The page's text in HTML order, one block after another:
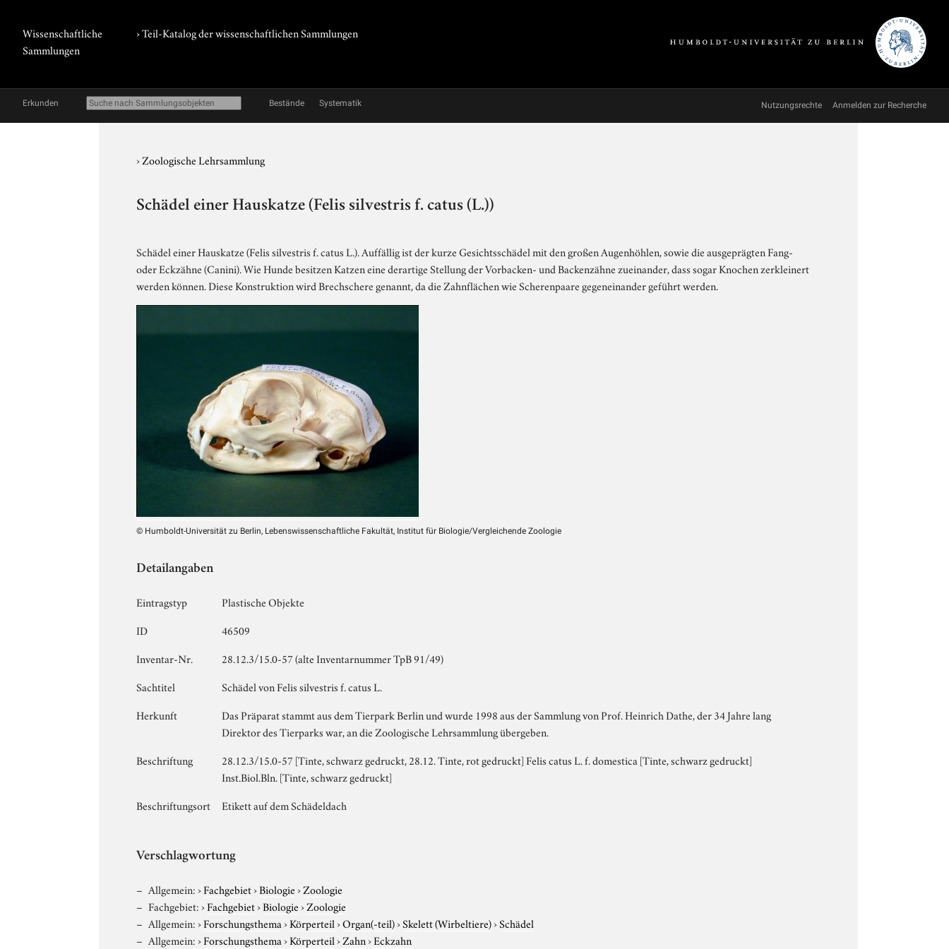
Wissenschaftliche
Sammlungen
› Teil-Katalog der wissenschaftlichen Sammlungen
Erkunden Bestände Systematik Nutzungsrechte Anmelden zur Recherche
›Zoologische Lehrsammlung
Schädel einer Hauskatze (Felis silvestris f. catus (L.))
Schädel einer Hauskatze (Felis silvestris f. catus L.). Auffällig ist der kurze Gesichtsschädel mit den großen Augenhöhlen, sowie die ausgeprägten Fang-
oder Eckzähne (Canini). Wie Hunde besitzen Katzen eine derartige Stellung der Vorbacken- und Backenzähne zueinander, dass sogar Knochen zerkleinert
werden können. Diese Konstruktion wird Brechschere genannt, da die Zahnflächen wie Scherenpaare gegeneinander geführt werden.
© Humboldt-Universität zu Berlin, Lebenswissenschaftliche Fakultät, Institut für Biologie/Vergleichende Zoologie
Detailangaben
Eintragstyp
Plastische Objekte
ID
46509
Inventar-Nr.
28.12.3/15.0-57 (alte Inventarnummer TpB 91/49)
Sachtitel
Schädel von Felis silvestris f. catus L.
Herkunft
Das Präparat stammt aus dem Tierpark Berlin und wurde 1998 aus der Sammlung von Prof. Heinrich Dathe, der 34 Jahre lang
Direktor des Tierparks war, an die Zoologische Lehrsammlung übergeben.
Beschriftung
28.12.3/15.0-57 [Tinte, schwarz gedruckt, 28.12. Tinte, rot gedruckt] Felis catus L. f. domestica [Tinte, schwarz gedruckt]
Inst.Biol.Bln. [Tinte, schwarz gedruckt]
Beschriftungsort
Etikett auf dem Schädeldach
Verschlagwortung
Allgemein:›Fachgebiet›Biologie›Zoologie
Fachgebiet:›Fachgebiet›Biologie›Zoologie
Allgemein:›Forschungsthema›Körperteil›Organ(-teil)›Skelett (Wirbeltiere)›Schädel
Allgemein:›Forschungsthema›Körperteil›Zahn›Eckzahn